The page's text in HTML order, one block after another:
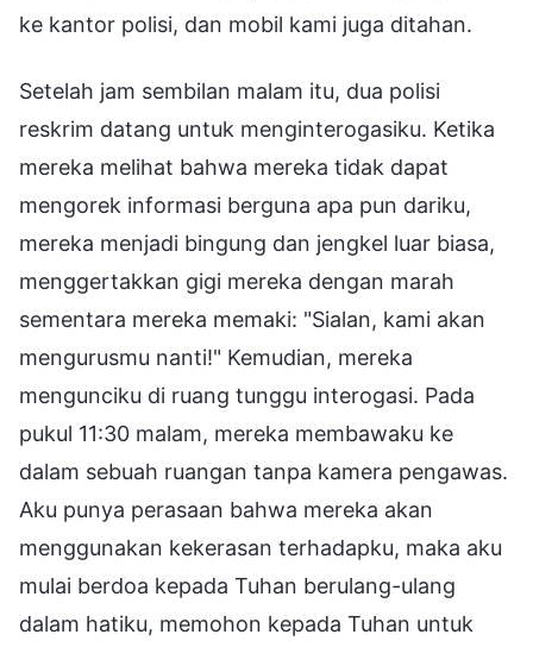
ke kantor polisi, dan mobil kami juga ditahan.
Setelah jam sembilan malam itu, dua polisi
reskrim datang untuk menginterogasiku. Ketika
mereka melihat bahwa mereka tidak dapat
mengorek informasi berguna apa pun dariku,
mereka menjadi bingung dan jengkel luar biasa,
menggertakkan gigi mereka dengan marah
sementara mereka memaki: "Sialan, kami akan
mengurusmu nanti!" Kemudian, mereka
mengunciku di ruang tunggu interogasi. Pada
pukul 11:30 malam, mereka membawaku ke
dalam sebuah ruangan tanpa kamera pengawas.
Aku punya perasaan bahwa mereka akan
menggunakan kekerasan terhadapku, maka aku
mulai berdoa kepada Tuhan berulang-ulang
dalam hatiku, memohon kepada Tuhan untuk